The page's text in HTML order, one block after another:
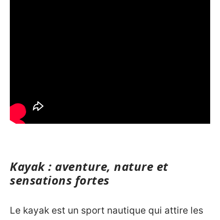
Kayak : aventure, nature et
sensations fortes
Le kayak est un sport nautique qui attire les